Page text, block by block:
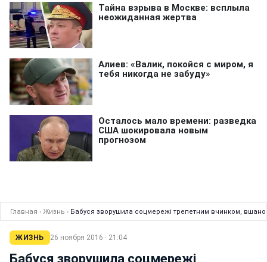
Главная › Жизнь › Бабуся зворушила соцмережі трепетним вчинком,
ЖИЗНЬ 26 ноября 2016 · 21:04
Бабуся зворушила соцмережі